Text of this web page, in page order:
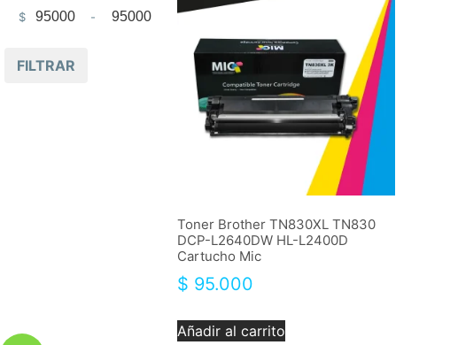
$ Minimum Price
-Maximum Price
FILTRAR
Toner Brother TN830XL TN830
DCP-L2640DW HL-L2400D
Cartucho Mic
$ 95.000
Añadir al carrito